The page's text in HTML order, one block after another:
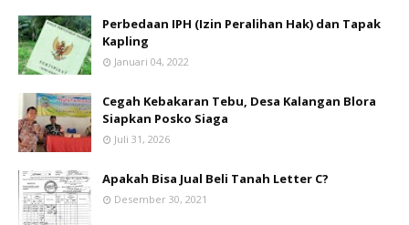
Perbedaan IPH (Izin Peralihan Hak) dan Tapak
Kapling
Januari 04, 2022
Cegah Kebakaran Tebu, Desa Kalangan Blora
Siapkan Posko Siaga
Juli 31, 2026
Apakah Bisa Jual Beli Tanah Letter C?
Desember 30, 2021